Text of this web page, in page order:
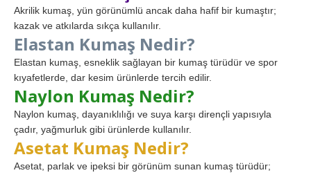
Akrilik kumaş, yün görünümlü ancak daha hafif bir kumaştır;
kazak ve atkılarda sıkça kullanılır.
Elastan Kumaş Nedir?
Elastan kumaş, esneklik sağlayan bir kumaş türüdür ve spor
kıyafetlerde, dar kesim ürünlerde tercih edilir.
Naylon Kumaş Nedir?
Naylon kumaş, dayanıklılığı ve suya karşı dirençli yapısıyla
çadır, yağmurluk gibi ürünlerde kullanılır.
Asetat Kumaş Nedir?
Asetat, parlak ve ipeksi bir görünüm sunan kumaş türüdür;